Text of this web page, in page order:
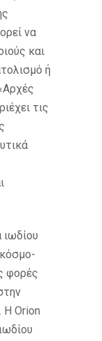
να
και
ή
τις
ιωδίου
φορές
Η Orion